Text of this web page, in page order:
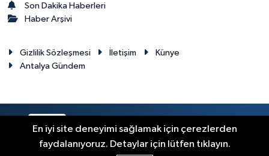
Son Dakika Haberleri
Haber Arşivi
Gizlilik Sözleşmesi İletişim
Künye
Antalya Gündem
RSS Copyright © 2024. Her hakkı saklıdır.
En iyi site deneyimi sağlamak için çerezlerden
faydalanıyoruz. Detaylar için lütfen tıklayın.